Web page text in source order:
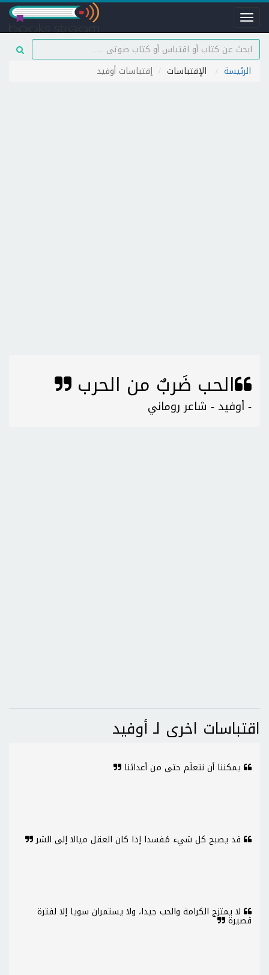
Toggle
navigation
الرئيسة الإقتباسات إقتباسات أوفيد
الحب ضَربٌ من الحرب
- أوفيد - شاعر روماني
اقتباسات اخرى لـ أوفيد
يمكننا أن نتعلَم حتى من أعدائنا
قد يصبح كل شيء مُفسدا إذا كان العقل ميالا إلى الشر
لا يمتزج الكرامة والحب جيدا، ولا يستمران سويا إلا لفترة
قصيرة